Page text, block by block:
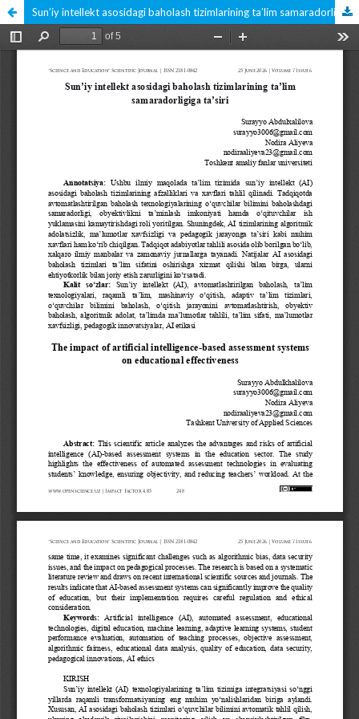
Sun’iy intellekt asosidagi baholash tizimlarining ta’lim samaradorligiga ta’siri